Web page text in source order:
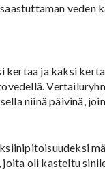
veden
kertaa ja kaksi
niinä päivinä,
oli kasteltu